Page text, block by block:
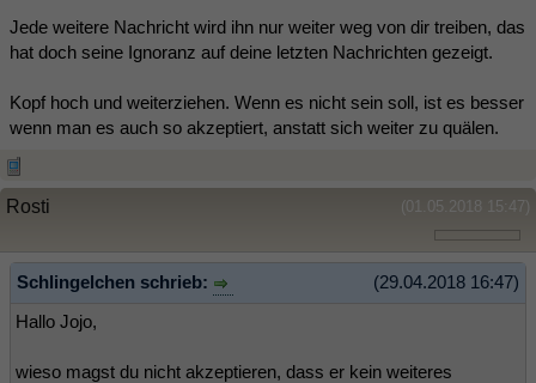
Jede weitere Nachricht wird ihn nur weiter weg von dir treiben, das
hat doch seine Ignoranz auf deine letzten Nachrichten gezeigt.
Kopf hoch und weiterziehen. Wenn es nicht sein soll, ist es besser
wenn man es auch so akzeptiert, anstatt sich weiter zu quälen.
(01.05.2018 15:47)
Rosti
(29.04.2018 16:47)
Schlingelchen schrieb:
Hallo Jojo,
wieso magst du nicht akzeptieren, dass er kein weiteres